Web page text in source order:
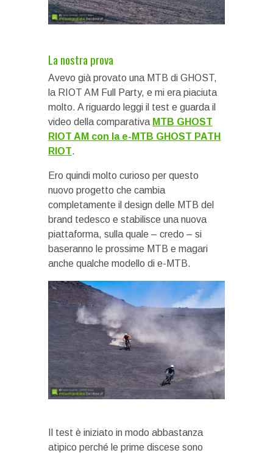
La nostra prova
Avevo già provato una MTB di GHOST,
la RIOT AM Full Party, e mi era piaciuta
molto. A riguardo leggi il test e guarda il
video della comparativa MTB GHOST
RIOT AM con la e-MTB GHOST PATH
RIOT.
Ero quindi molto curioso per questo
nuovo progetto che cambia
completamente il design delle MTB del
brand tedesco e stabilisce una nuova
piattaforma, sulla quale – credo – si
baseranno le prossime MTB e magari
anche qualche modello di e-MTB.
Il test è iniziato in modo abbastanza
atipico perché le prime discese sono